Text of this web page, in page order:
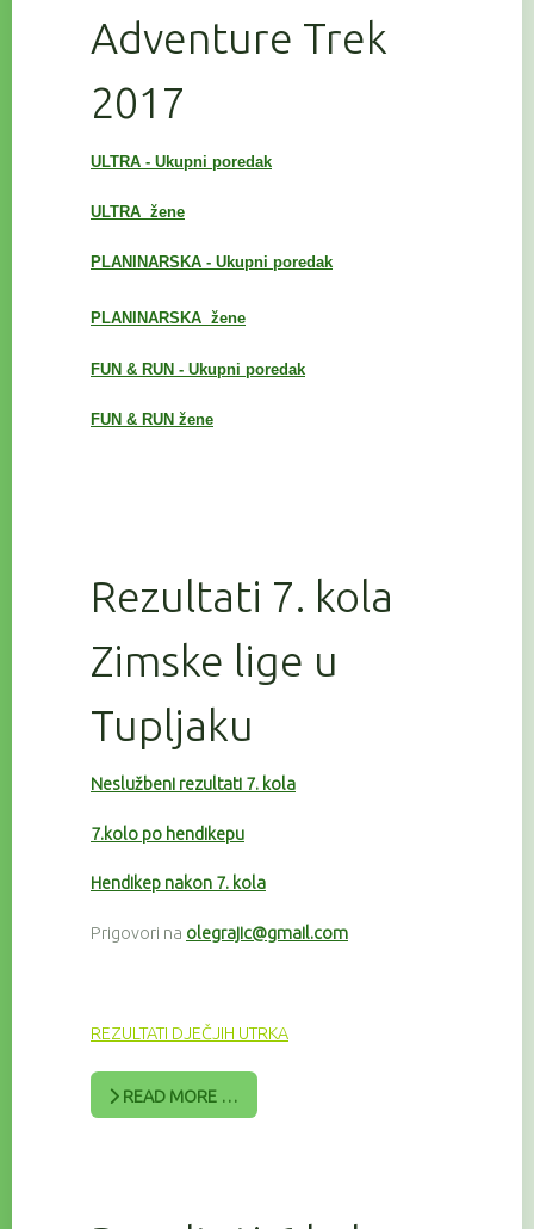
Adventure Trek
2017
ULTRA - Ukupni poredak
ULTRA žene
PLANINARSKA - Ukupni poredak
PLANINARSKA žene
FUN & RUN - Ukupni poredak
FUN & RUN žene
Rezultati 7. kola
Zimske lige u
Tupljaku
Neslužbeni rezultati 7. kola
7.kolo po hendikepu
Hendikep nakon 7. kola
Prigovori na olegrajic@gmail.com
REZULTATI DJEČJIH UTRKA
READ MORE …